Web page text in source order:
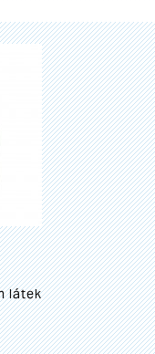
látek